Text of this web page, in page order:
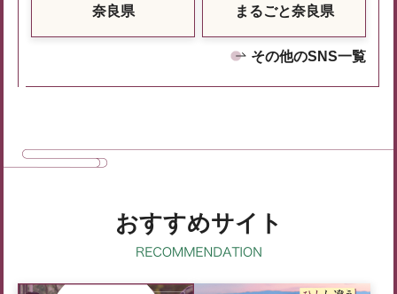
奈良県 まるごと奈良県
その他のSNS一覧
おすすめサイト